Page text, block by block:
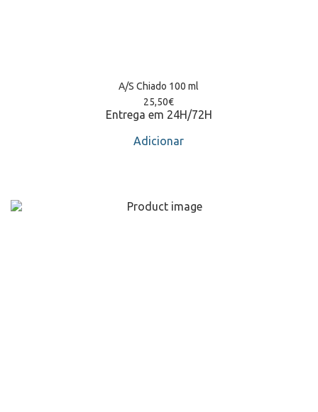
A/S Chiado 100 ml
25,50€
Entrega em 24H/72H
Adicionar